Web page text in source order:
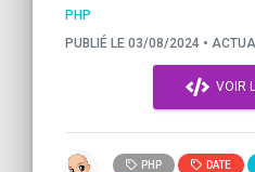
PHP
PUBLIÉ LE 03/08/2024 •
VOIR
PHP DATE